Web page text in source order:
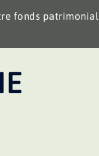
fonds patrimonial